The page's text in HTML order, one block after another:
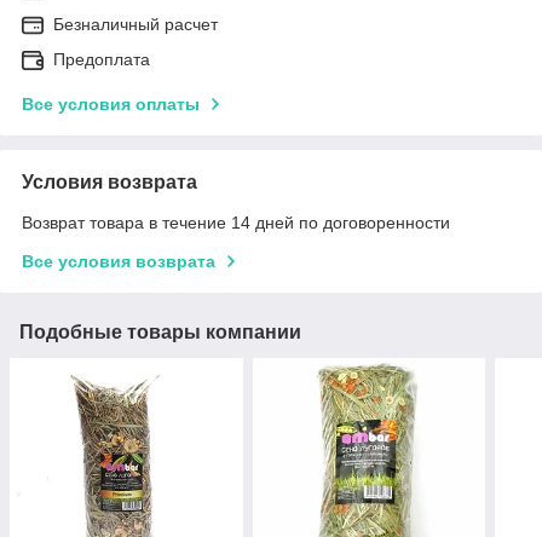
Безналичный расчет
Предоплата
Все условия оплаты
Условия возврата
Возврат товара в течение 14 дней по договоренности
Все условия возврата
Подобные товары компании